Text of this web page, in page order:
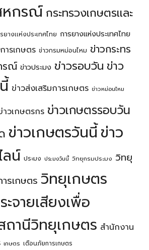
หกรณ์ กระทรวงเกษตรเเละ
ยางเเห่งประเทศไทย การยางแห่งประเทศไทย
ารเกษตร ข่าวกรมหม่อนไหม ข่าวกระทร
รณ์ ข่าวประมง ข่าวรอบวัน ข่าว
ข่าวส่งเสริมการเกษตร ข่าวหม่อนไหม
าวเกษตรกร ข่าวเกษตรรอบวัน
ข่าวเกษตรวันนี้ ข่าว
ลน์ ประมง ประมงวันนี้ วิทยุกรมประมง วิทยุ
รเกษตร วิทยุเกษตร
จายเสียงเพื่อ
ถานีวิทยุเกษตร สำนักงาน
เกษตร เตือนภัยการเกษตร